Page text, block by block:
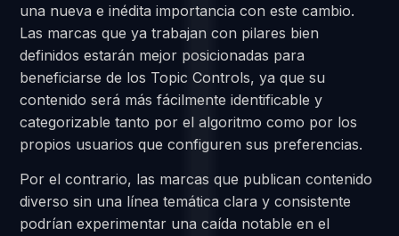
una nueva e inédita importancia con este cambio.
Las marcas que ya trabajan con pilares bien
definidos estarán mejor posicionadas para
beneficiarse de los Topic Controls, ya que su
contenido será más fácilmente identificable y
categorizable tanto por el algoritmo como por los
propios usuarios que configuren sus preferencias.
Por el contrario, las marcas que publican contenido
diverso sin una línea temática clara y consistente
podrían experimentar una caída notable en el